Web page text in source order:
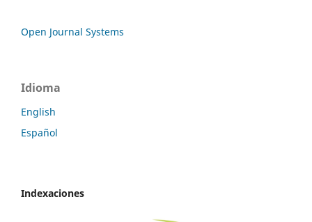
Open Journal Systems
Idioma
English
Español
Indexaciones